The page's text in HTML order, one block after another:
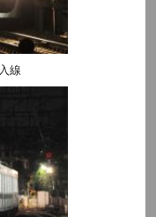
線